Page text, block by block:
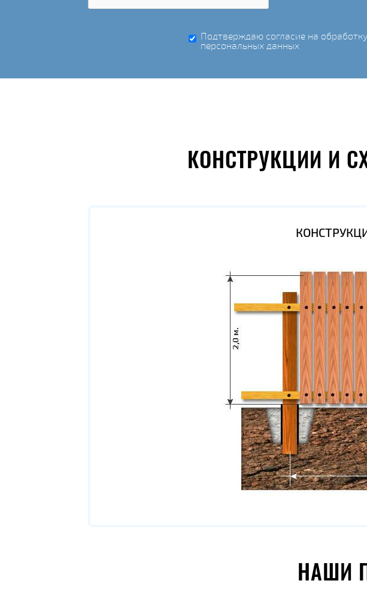
Подтверждаю согласие на
персональных данных
КОНСТРУКЦИИ И
НАШИ